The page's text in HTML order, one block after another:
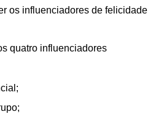
os influenciadores de felicidade
quatro influenciadores